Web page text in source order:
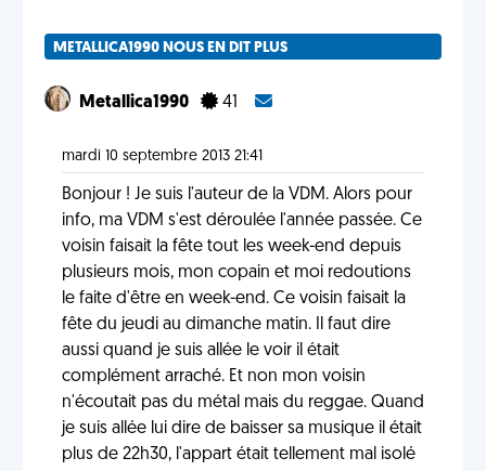
METALLICA1990 NOUS EN DIT PLUS
Metallica1990 41
mardi 10 septembre 2013 21:41
Bonjour ! Je suis l'auteur de la VDM. Alors pour
info, ma VDM s'est déroulée l'année passée. Ce
voisin faisait la fête tout les week-end depuis
plusieurs mois, mon copain et moi redoutions
le faite d'être en week-end. Ce voisin faisait la
fête du jeudi au dimanche matin. Il faut dire
aussi quand je suis allée le voir il était
complément arraché. Et non mon voisin
n'écoutait pas du métal mais du reggae. Quand
je suis allée lui dire de baisser sa musique il était
plus de 22h30, l'appart était tellement mal isolé